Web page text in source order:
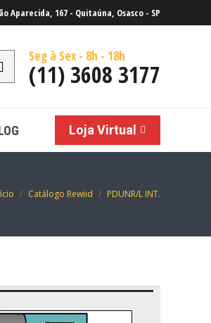
Aparecida, 167 - Quitaúna, Osasco - SP
Seg à Sex - 8h - 18h
(11) 3608 3177
Loja Virtual
está aqui:
Catálogo Rewiid PDUNR/L INT.
Loja Virtual